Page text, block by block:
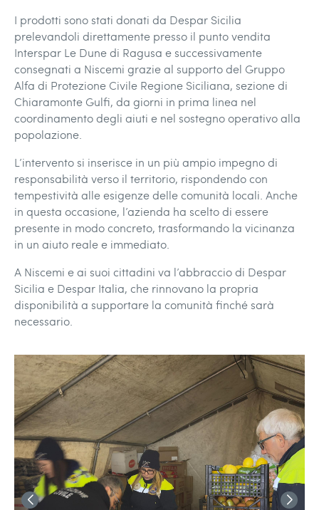
I prodotti sono stati donati da Despar Sicilia
prelevandoli direttamente presso il punto vendita
Interspar Le Dune di Ragusa e successivamente
consegnati a Niscemi grazie al supporto del Gruppo
Alfa di Protezione Civile Regione Siciliana, sezione di
Chiaramonte Gulfi, da giorni in prima linea nel
coordinamento degli aiuti e nel sostegno operativo alla
popolazione.
L’intervento si inserisce in un più ampio impegno di
responsabilità verso il territorio, rispondendo con
tempestività alle esigenze delle comunità locali. Anche
in questa occasione, l’azienda ha scelto di essere
presente in modo concreto, trasformando la vicinanza
in un aiuto reale e immediato.
A Niscemi e ai suoi cittadini va l’abbraccio di Despar
Sicilia e Despar Italia, che rinnovano la propria
disponibilità a supportare la comunità finché sarà
necessario.